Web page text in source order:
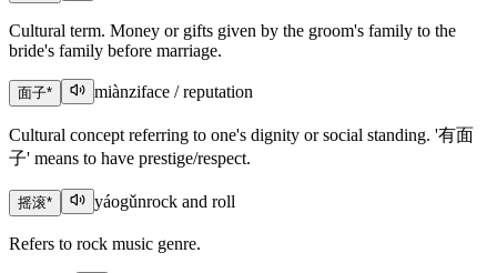
Cultural term. Money or gifts given by the groom's family to the
bride's family before marriage.
面子* miànziface / reputation
Cultural concept referring to one's dignity or social standing. '有面
子' means to have prestige/respect.
摇滚* yáogǔnrock and roll
Refers to rock music genre.